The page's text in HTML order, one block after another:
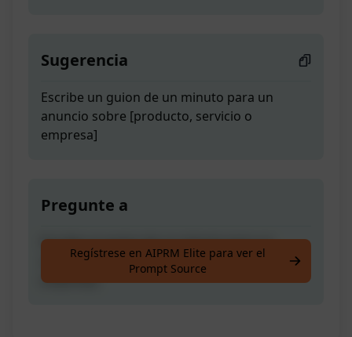
Sugerencia
Escribe un guion de un minuto para un
anuncio sobre [producto, servicio o
empresa]
Pregunte a
Escribe un guion de un minuto para un
anuncio sobre [producto, servicio o
empresa]
Regístrese en AIPRM Elite para ver el
Prompt Source